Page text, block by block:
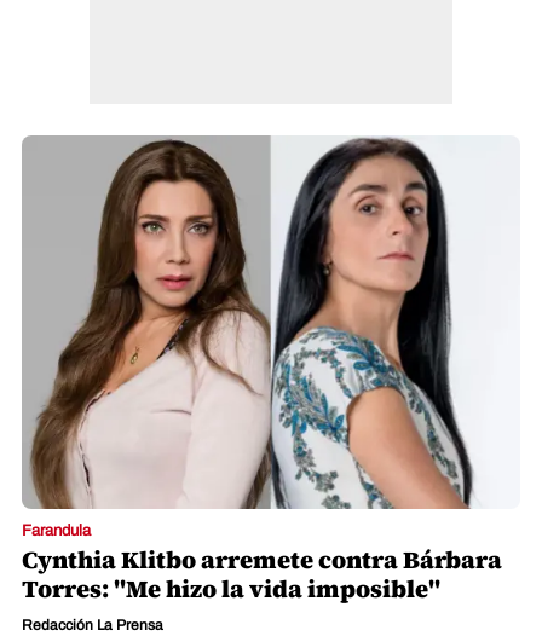
Farandula
Cynthia Klitbo arremete contra Bárbara
Torres: "Me hizo la vida imposible"
Redacción La Prensa